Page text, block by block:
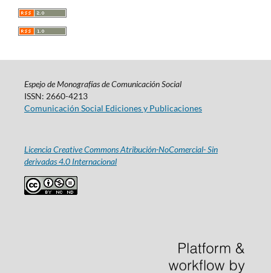
Espejo de Monografías de Comunicación Social
ISSN: 2660-4213
Comunicación Social Ediciones y Publicaciones
Licencia Creative Commons Atribución-NoComercial- Sin
derivadas 4.0 Internacional